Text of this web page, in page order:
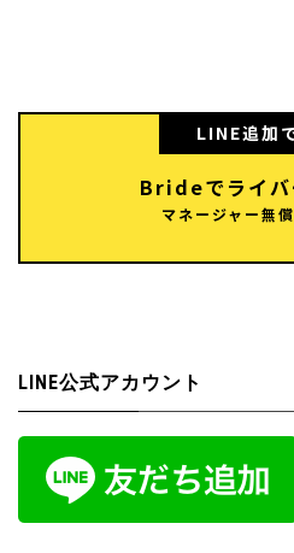
LINE追加
Brideでライバ
マネージャー無
LINE公式アカウント